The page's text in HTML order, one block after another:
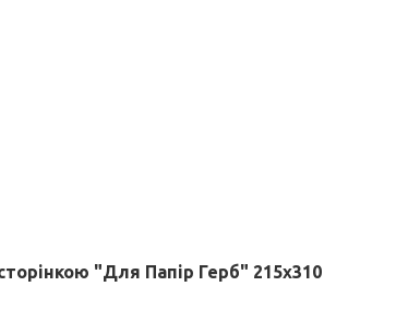
"Для Папір Герб" 215х310